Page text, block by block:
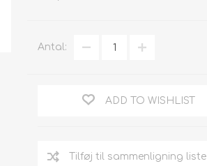
Antal:
ADD TO WISHLIST
Tilføj til sammenligning liste